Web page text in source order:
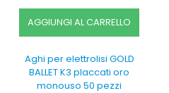
AGGIUNGI AL CARRELLO
Aghi per elettrolisi GOLD
BALLET K3 placcati oro
monouso 50 pezzi